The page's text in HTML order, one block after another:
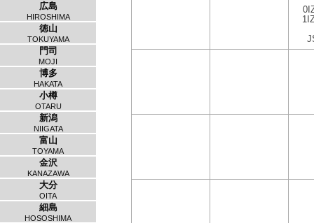
広島
HIROSHIMA
徳山
TOKUYAMA
門司
MOJI
博多
HAKATA
小樽
OTARU
新潟
NIIGATA
富山
TOYAMA
金沢
KANAZAWA
大分
OITA
細島
HOSOSHIMA